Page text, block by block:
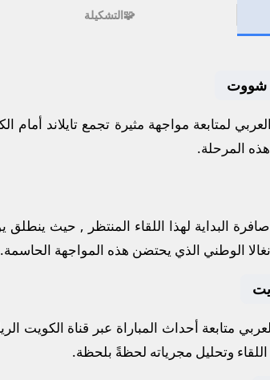
🧩التشكيلة
شووت
لمتابعة مواجهة مثيرة تجمع تايلاند أمام
المرحلة.
البداية لهذا اللقاء المنتظر , حيث ينطلق
الوطني الذي يحتضن هذه المواجهة الحاسمة.
متابعة أحداث المباراة عبر قناة الكويت
وتحليل مجرياته لحظةً بلحظة.